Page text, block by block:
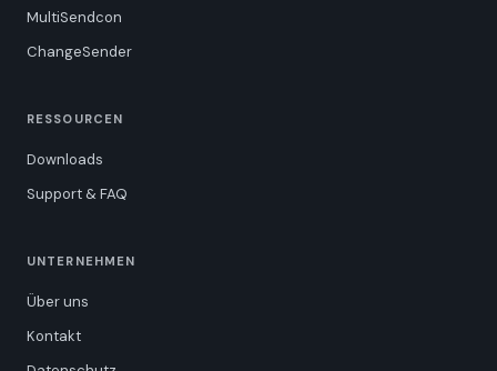
MultiSendcon
ChangeSender
RESSOURCEN
Downloads
Support & FAQ
UNTERNEHMEN
Über uns
Kontakt